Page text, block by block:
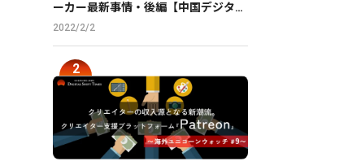
ーカー最新事情・後編【中国デジタル
企業最前線】
2022/2/2